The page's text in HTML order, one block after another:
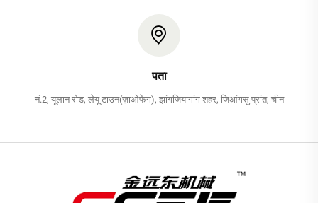
पता
नं.2, यूलान रोड, लेयू टाउन(ज़ाओफेंग), झांगजियागांग शहर, जिआंगसु प्रांत, चीन